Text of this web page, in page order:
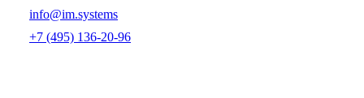
info@im.systems
+7 (495) 136-20-96